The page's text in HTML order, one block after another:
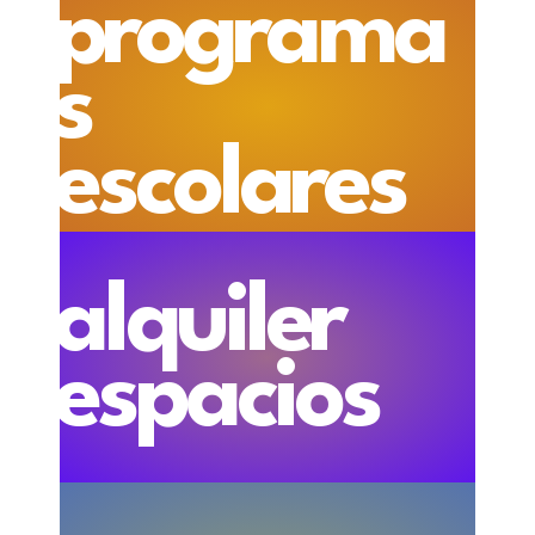
programa
s
escolares
alquiler
espacios